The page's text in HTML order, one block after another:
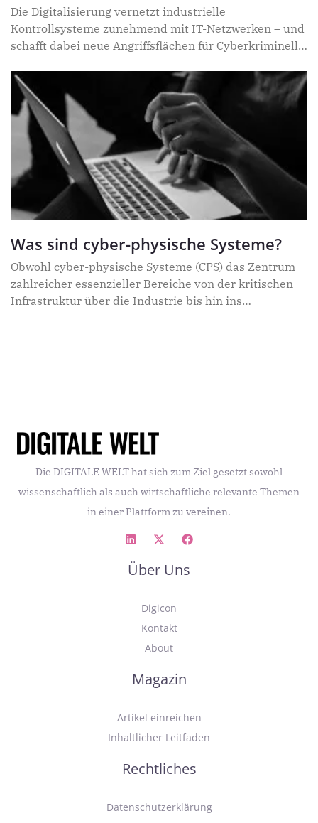
Die Digitalisierung vernetzt industrielle
Kontrollsysteme zunehmend mit IT-Netzwerken – und
schafft dabei neue Angriffsflächen für Cyberkriminelle.
Sicherheitsfunktionen werden zur Achillesferse.
Ransomware-Gruppen und staatliche Akteure nehmen
kritische Infrastrukturen gezielt ins Visier. Der Schutz
erfordert intelligente Strategien: Asset-
Inventarisierung, risikobasierte
Schwachstellenpriorisierung, Netzwerksegmentierung
und proaktive Bedrohungserkennung. Das Worst-
Case-Szenario: Produktionsausfälle und Gefahr für
Menschenleben.
Was sind cyber-physische Systeme?
Obwohl cyber-physische Systeme (CPS) das Zentrum
zahlreicher essenzieller Bereiche von der kritischen
Infrastruktur über die Industrie bis hin ins
Die DIGITALE WELT hat sich zum Ziel gesetzt sowohl
wissenschaftlich als auch wirtschaftliche relevante Themen
in einer Plattform zu vereinen.
Über Uns
Digicon
Kontakt
About
Magazin
Artikel einreichen
Inhaltlicher Leitfaden
Rechtliches
Datenschutzerklärung